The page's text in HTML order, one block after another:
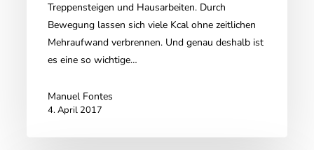
Treppensteigen und Hausarbeiten. Durch
Bewegung lassen sich viele Kcal ohne zeitlichen
Mehraufwand verbrennen. Und genau deshalb ist
es eine so wichtige…
Manuel Fontes
4. April 2017